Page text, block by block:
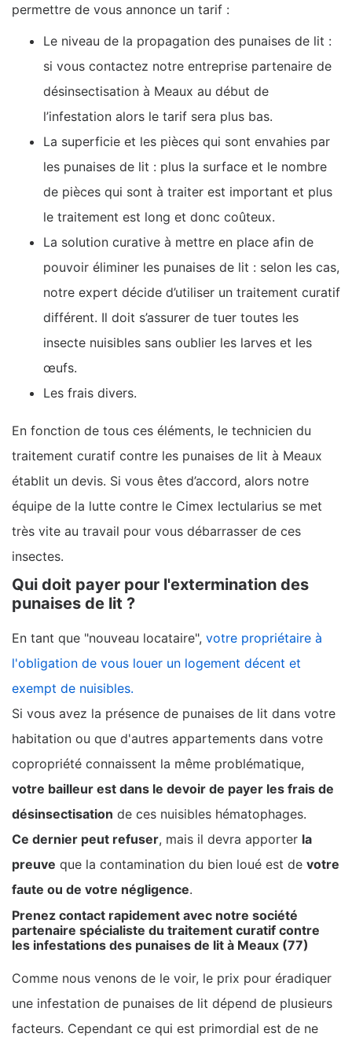
permettre de vous annonce un tarif :
Le niveau de la propagation des punaises de lit :
si vous contactez notre entreprise partenaire de
désinsectisation à Meaux au début de
l’infestation alors le tarif sera plus bas.
La superficie et les pièces qui sont envahies par
les punaises de lit : plus la surface et le nombre
de pièces qui sont à traiter est important et plus
le traitement est long et donc coûteux.
La solution curative à mettre en place afin de
pouvoir éliminer les punaises de lit : selon les cas,
notre expert décide d’utiliser un traitement curatif
différent. Il doit s’assurer de tuer toutes les
insecte nuisibles sans oublier les larves et les
œufs.
Les frais divers.
En fonction de tous ces éléments, le technicien du
traitement curatif contre les punaises de lit à Meaux
établit un devis. Si vous êtes d’accord, alors notre
équipe de la lutte contre le Cimex lectularius se met
très vite au travail pour vous débarrasser de ces
insectes.
Qui doit payer pour l'extermination des
punaises de lit ?
En tant que "nouveau locataire", votre propriétaire à
l'obligation de vous louer un logement décent et
exempt de nuisibles.
Si vous avez la présence de punaises de lit dans votre
habitation ou que d'autres appartements dans votre
copropriété connaissent la même problématique,
votre bailleur est dans le devoir de payer les frais de
désinsectisation de ces nuisibles hématophages.
Ce dernier peut refuser, mais il devra apporter la
preuve que la contamination du bien loué est de votre
faute ou de votre négligence.
Prenez contact rapidement avec notre société
partenaire spécialiste du traitement curatif contre
les infestations des punaises de lit à Meaux (77)
Comme nous venons de le voir, le prix pour éradiquer
une infestation de punaises de lit dépend de plusieurs
facteurs. Cependant ce qui est primordial est de ne